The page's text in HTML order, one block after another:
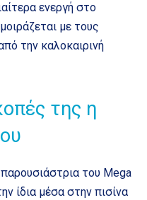
ενεργή στο
με τους
την καλοκαιρινή
της η
του Mega
ίδια μέσα στην πισίνα